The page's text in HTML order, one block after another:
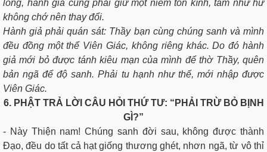
lòng, hành giả cũng phải giữ một niềm tôn kính, tâm như hư
không chớ nên thay đổi.
Hành giả phải quán sát: Thầy bạn cùng chúng sanh và mình
đều đồng một thể Viên Giác, không riêng khác. Do đó hành
giả mới bỏ được tánh kiêu mạn của mình để thờ Thầy, quên
bản ngã để độ sanh. Phải tu hạnh như thế, mới nhập được
Viên Giác.
6. PHẬT TRẢ LỜI CÂU HỎI THỨ TƯ: “PHẢI TRỪ BỎ BỊNH
GÌ?”
- Này Thiện nam! Chúng sanh đời sau, không được thành
Ðạo, đều do tất cả hạt giống thương ghét, nhơn ngã, từ vô thỉ